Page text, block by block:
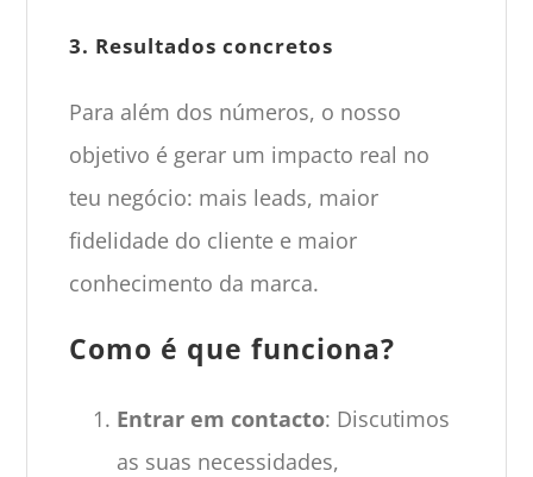
3. Resultados concretos
Para além dos números, o nosso
objetivo é gerar um impacto real no
teu negócio: mais leads, maior
fidelidade do cliente e maior
conhecimento da marca.
Como é que funciona?
Entrar em contacto: Discutimos
as suas necessidades,